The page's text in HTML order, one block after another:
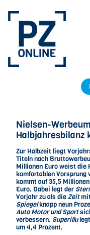
Nielsen-
Halbjahresbilanz
Zur Halbzeit liegt
Titeln nach
Millionen Euro weist die
komfortablen Vorsprung
kommt auf 35,5
Euro. Dabei legt der
Vorjahr zu als dieZeitmit
Spiegelknapp neun
Auto Motor und Sport
verbessern. Superillulegt
um 4,4 Prozent.